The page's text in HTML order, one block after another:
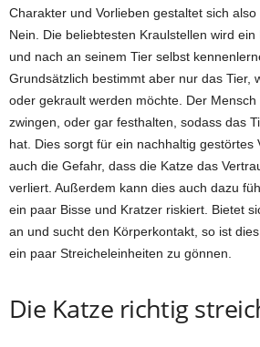
Charakter und Vorlieben gestaltet sich
Nein. Die beliebtesten Kraulstellen wird
und nach an seinem Tier selbst
Grundsätzlich bestimmt aber nur das Tier,
oder gekrault werden möchte. Der
zwingen, oder gar festhalten, sodass das
hat. Dies sorgt für ein nachhaltig gestörtes
auch die Gefahr, dass die Katze das
verliert. Außerdem kann dies auch dazu
ein paar Bisse und Kratzer riskiert. Bietet
an und sucht den Körperkontakt, so ist
ein paar Streicheleinheiten zu gönnen.
Die Katze richtig